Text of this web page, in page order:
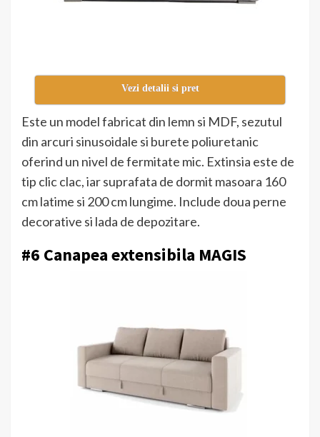
Vezi detalii si pret
Este un model fabricat din lemn si MDF, sezutul
din arcuri sinusoidale si burete poliuretanic
oferind un nivel de fermitate mic. Extinsia este de
tip clic clac, iar suprafata de dormit masoara 160
cm latime si 200 cm lungime. Include doua perne
decorative si lada de depozitare.
#6 Canapea extensibila MAGIS